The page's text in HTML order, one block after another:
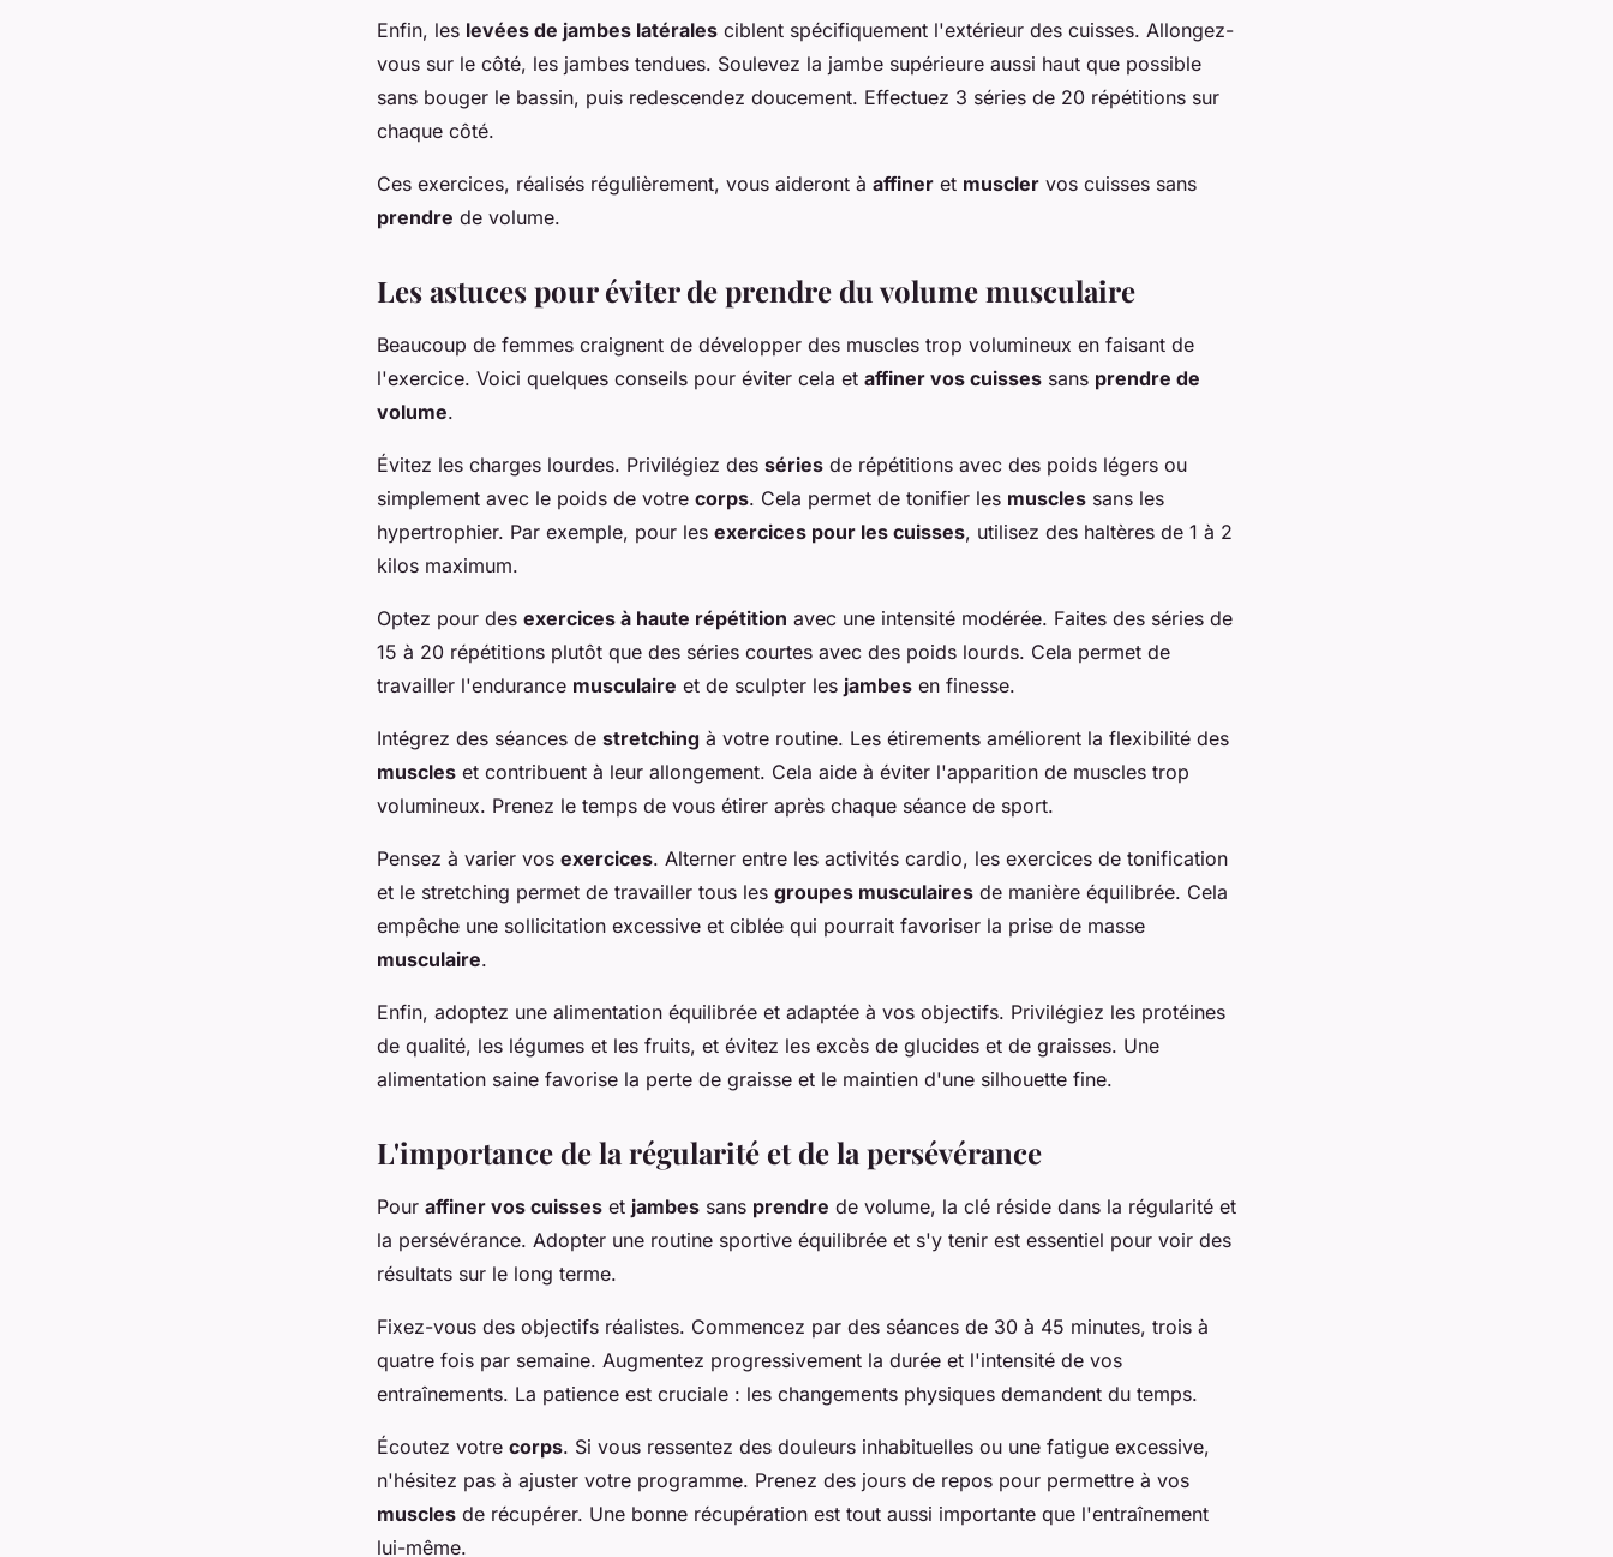
Enfin, les levées de jambes latérales ciblent spécifiquement l'extérieur des cuisses. Allongez-
vous sur le côté, les jambes tendues. Soulevez la jambe supérieure aussi haut que possible
sans bouger le bassin, puis redescendez doucement. Effectuez 3 séries de 20 répétitions sur
chaque côté.
Ces exercices, réalisés régulièrement, vous aideront à affiner et muscler vos cuisses sans
prendre de volume.
Les astuces pour éviter de prendre du volume musculaire
Beaucoup de femmes craignent de développer des muscles trop volumineux en faisant de
l'exercice. Voici quelques conseils pour éviter cela et affiner vos cuisses sans prendre de
volume.
Évitez les charges lourdes. Privilégiez des séries de répétitions avec des poids légers ou
simplement avec le poids de votre corps. Cela permet de tonifier les muscles sans les
hypertrophier. Par exemple, pour les exercices pour les cuisses, utilisez des haltères de 1 à 2
kilos maximum.
Optez pour des exercices à haute répétition avec une intensité modérée. Faites des séries de
15 à 20 répétitions plutôt que des séries courtes avec des poids lourds. Cela permet de
travailler l'endurance musculaire et de sculpter les jambes en finesse.
Intégrez des séances de stretching à votre routine. Les étirements améliorent la flexibilité des
muscles et contribuent à leur allongement. Cela aide à éviter l'apparition de muscles trop
volumineux. Prenez le temps de vous étirer après chaque séance de sport.
Pensez à varier vos exercices. Alterner entre les activités cardio, les exercices de tonification
et le stretching permet de travailler tous les groupes musculaires de manière équilibrée. Cela
empêche une sollicitation excessive et ciblée qui pourrait favoriser la prise de masse
musculaire.
Enfin, adoptez une alimentation équilibrée et adaptée à vos objectifs. Privilégiez les protéines
de qualité, les légumes et les fruits, et évitez les excès de glucides et de graisses. Une
alimentation saine favorise la perte de graisse et le maintien d'une silhouette fine.
L'importance de la régularité et de la persévérance
Pour affiner vos cuisses et jambes sans prendre de volume, la clé réside dans la régularité et
la persévérance. Adopter une routine sportive équilibrée et s'y tenir est essentiel pour voir des
résultats sur le long terme.
Fixez-vous des objectifs réalistes. Commencez par des séances de 30 à 45 minutes, trois à
quatre fois par semaine. Augmentez progressivement la durée et l'intensité de vos
entraînements. La patience est cruciale : les changements physiques demandent du temps.
Écoutez votre corps. Si vous ressentez des douleurs inhabituelles ou une fatigue excessive,
n'hésitez pas à ajuster votre programme. Prenez des jours de repos pour permettre à vos
muscles de récupérer. Une bonne récupération est tout aussi importante que l'entraînement
lui-même.